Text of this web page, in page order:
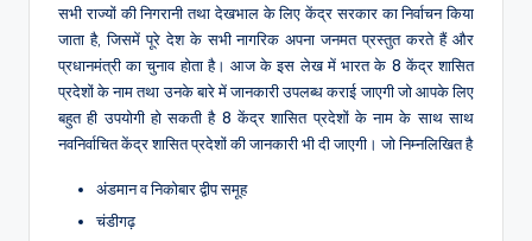
सभी राज्यों की निगरानी तथा देखभाल के लिए केंद्र सरकार का निर्वाचन किया
जाता है, जिसमें पूरे देश के सभी नागरिक अपना जनमत प्रस्तुत करते हैं और
प्रधानमंत्री का चुनाव होता है। आज के इस लेख में भारत के 8 केंद्र शासित
प्रदेशों के नाम तथा उनके बारे में जानकारी उपलब्ध कराई जाएगी जो आपके लिए
बहुत ही उपयोगी हो सकती है 8 केंद्र शासित प्रदेशों के नाम के साथ साथ
नवनिर्वाचित केंद्र शासित प्रदेशों की जानकारी भी दी जाएगी। जो निम्नलिखित है
अंडमान व निकोबार द्वीप समूह
चंडीगढ़